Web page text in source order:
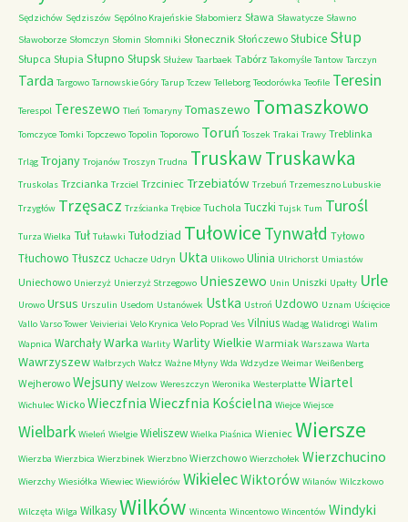
Sędzichów Sędziszów Sępólno Krajeńskie Słabomierz Sława Sławatycze Sławno
Sławoborze Słomczyn Słomin Słomniki Słonecznik Słończewo Słubice Słup
Słupca Słupia Słupno Słupsk Służew Taarbaek Tabórz Takomyśle Tantow Tarczyn
Tarda Targowo Tarnowskie Góry Tarup Tczew Telleborg Teodorówka Teofile Teresin
Terespol Tereszewo Tleń Tomaryny Tomaszewo Tomaszkowo
Tomczyce Tomki Topczewo Topolin Toporowo Toruń Toszek Trakai Trawy Treblinka
Trląg Trojany Trojanów Troszyn Trudna TruskawTruskawka
Truskolas Trzcianka Trzciel Trzciniec Trzebiatów Trzebuń Trzemeszno Lubuskie
Trzygłów Trzęsacz Trzścianka Trębice Tuchola Tuczki Tujsk Tum Turośl
Turza Wielka Tuł Tuławki Tułodziad Tułowice Tynwałd Tyłowo
Tłuchowo Tłuszcz Uchacze Udryn Ukta Ulikowo Ulinia Ulrichorst Umiastów
Uniechowo Unierzyż Unierzyż Strzegowo Unieszewo Unin Uniszki Upałty Urle
Urowo Ursus Urszulin Usedom Ustanówek Ustka Ustroń Uzdowo Uznam Uścięcice
Vallo Varso Tower Veivieriai Velo Krynica Velo Poprad Ves Vilnius Wadąg Walidrogi Walim
Wapnica WarchałyWarka Warlity Warlity Wielkie Warmiak Warszawa Warta
Wawrzyszew Wałbrzych Wałcz Ważne Młyny Wda Wdzydze Weimar Weißenberg
Wejherowo Wejsuny Welzow Wereszczyn Weronika Westerplatte Wiartel
Wichulec Wicko Wieczfnia Wieczfnia Kościelna Wiejce Wiejsce
Wielbark Wieleń Wielgie Wieliszew Wielka Piaśnica Wieniec Wiersze
Wierzba Wierzbica Wierzbinek Wierzbno Wierzchowo Wierzchołek Wierzchucino
Wierzchy Wiesiółka Wiewiec Wiewiórów WikielecWiktorów Wilanów Wilczkowo
Wilczęta Wilga WilkasyWilków Wincenta Wincentowo Wincentów Windyki